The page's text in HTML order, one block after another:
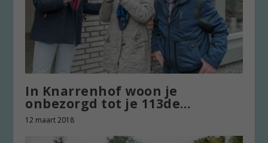
In Knarrenhof woon je
onbezorgd tot je 113de…
12 maart 2018